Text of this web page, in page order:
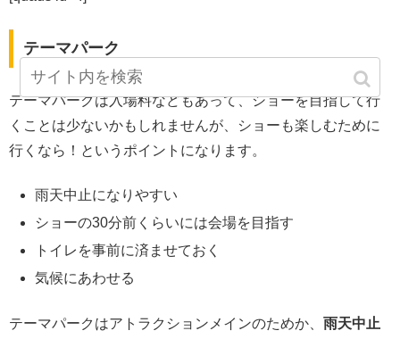
テーマパーク
テーマパークは入場料などもあって、ショーを目指して行
くことは少ないかもしれませんが、ショーも楽しむために
行くなら！というポイントになります。
雨天中止になりやすい
ショーの30分前くらいには会場を目指す
トイレを事前に済ませておく
気候にあわせる
テーマパークはアトラクションメインのためか、 雨天中止